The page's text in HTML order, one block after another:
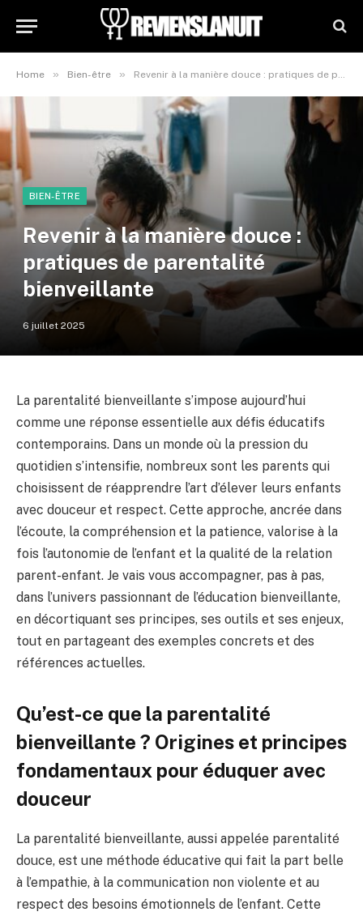
Home » Bien-être » Revenir à la manière douce : pratiques de parentalité bienveillante
BIEN-ÊTRE
Revenir à la manière douce :
pratiques de parentalité
bienveillante
6 juillet 2025
La parentalité bienveillante s’impose aujourd’hui
comme une réponse essentielle aux défis éducatifs
contemporains. Dans un monde où la pression du
quotidien s’intensifie, nombreux sont les parents qui
choisissent de réapprendre l’art d’élever leurs enfants
avec douceur et respect. Cette approche, ancrée dans
l’écoute, la compréhension et la patience, valorise à la
fois l’autonomie de l’enfant et la qualité de la relation
parent-enfant. Je vais vous accompagner, pas à pas,
dans l’univers passionnant de l’éducation bienveillante,
en décortiquant ses principes, ses outils et ses enjeux,
tout en partageant des exemples concrets et des
références actuelles.
Qu’est-ce que la parentalité
bienveillante ? Origines et principes
fondamentaux pour éduquer avec
douceur
La parentalité bienveillante, aussi appelée parentalité
douce, est une méthode éducative qui fait la part belle
à l’empathie, à la communication non violente et au
respect des besoins émotionnels de l’enfant. Cette